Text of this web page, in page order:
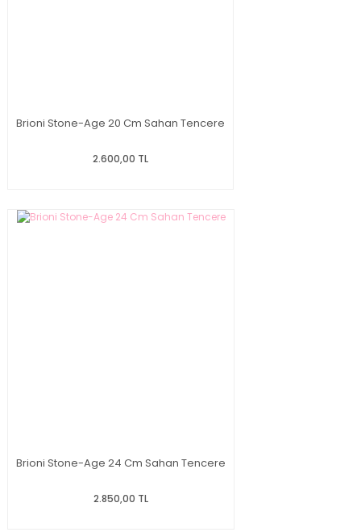
Brioni Stone-Age 20 Cm Sahan Tencere
2.600,00 TL
Brioni Stone-Age 24 Cm Sahan Tencere
2.850,00 TL